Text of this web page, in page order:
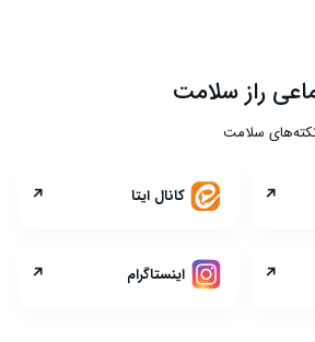
راز سلامت
نکته‌های سلامت
↗ کانال ایتا ↗
↗ اینستاگرام ↗